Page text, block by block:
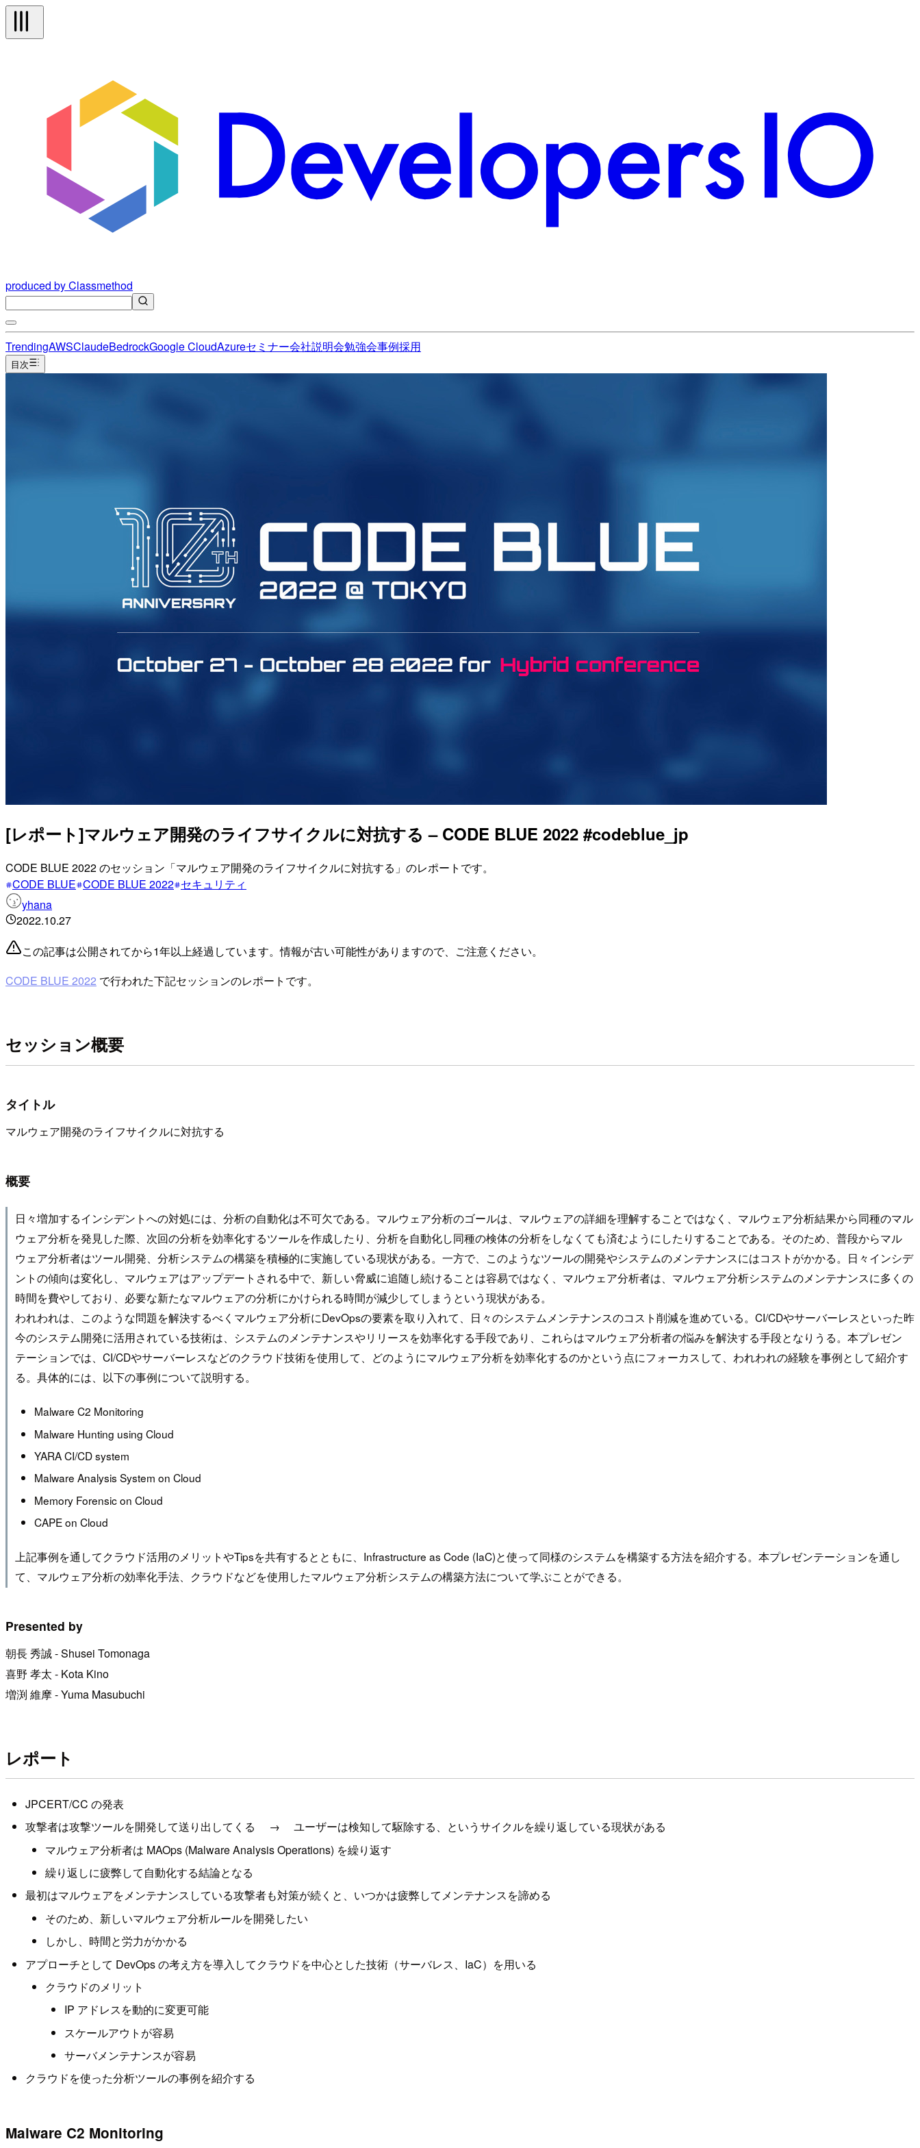
produced by Classmethod
TrendingAWSClaudeBedrockGoogle CloudAzureセミナー会社説明会勉強会事例採用
目次
[レポート]マルウェア開発のライフサイクルに対抗する – CODE BLUE 2022 #codeblue_jp
CODE BLUE 2022 のセッション「マルウェア開発のライフサイクルに対抗する」のレポートです。
CODE BLUE CODE BLUE 2022 セキュリティ
yhana
2022.10.27
この記事は公開されてから1年以上経過しています。情報が古い可能性がありますので、ご注意ください。
CODE BLUE 2022 で行われた下記セッションのレポートです。
セッション概要
タイトル
マルウェア開発のライフサイクルに対抗する
概要
日々増加するインシデントへの対処には、分析の自動化は不可欠である。マルウェア分析のゴールは、マルウェアの詳細を理解することではなく、マルウェア分析結果から同種のマル
ウェア分析を発見した際、次回の分析を効率化するツールを作成したり、分析を自動化し同種の検体の分析をしなくても済むようにしたりすることである。そのため、普段からマル
ウェア分析者はツール開発、分析システムの構築を積極的に実施している現状がある。一方で、このようなツールの開発やシステムのメンテナンスにはコストがかかる。日々インシデ
ントの傾向は変化し、マルウェアはアップデートされる中で、新しい脅威に追随し続けることは容易ではなく、マルウェア分析者は、マルウェア分析システムのメンテナンスに多くの
時間を費やしており、必要な新たなマルウェアの分析にかけられる時間が減少してしまうという現状がある。
われわれは、このような問題を解決するべくマルウェア分析にDevOpsの要素を取り入れて、日々のシステムメンテナンスのコスト削減を進めている。CI/CDやサーバーレスといった昨
今のシステム開発に活用されている技術は、システムのメンテナンスやリリースを効率化する手段であり、これらはマルウェア分析者の悩みを解決する手段となりうる。本プレゼン
テーションでは、CI/CDやサーバーレスなどのクラウド技術を使用して、どのようにマルウェア分析を効率化するのかという点にフォーカスして、われわれの経験を事例として紹介す
る。具体的には、以下の事例について説明する。
Malware C2 Monitoring
Malware Hunting using Cloud
YARA CI/CD system
Malware Analysis System on Cloud
Memory Forensic on Cloud
CAPE on Cloud
上記事例を通してクラウド活用のメリットやTipsを共有するとともに、Infrastructure as Code (IaC)と使って同様のシステムを構築する方法を紹介する。本プレゼンテーションを通し
て、マルウェア分析の効率化手法、クラウドなどを使用したマルウェア分析システムの構築方法について学ぶことができる。
Presented by
朝長 秀誠 - Shusei Tomonaga
喜野 孝太 - Kota Kino
増渕 維摩 - Yuma Masubuchi
レポート
JPCERT/CC の発表
攻撃者は攻撃ツールを開発して送り出してくる → ユーザーは検知して駆除する、というサイクルを繰り返している現状がある
マルウェア分析者は MAOps (Malware Analysis Operations) を繰り返す
繰り返しに疲弊して自動化する結論となる
最初はマルウェアをメンテナンスしている攻撃者も対策が続くと、いつかは疲弊してメンテナンスを諦める
そのため、新しいマルウェア分析ルールを開発したい
しかし、時間と労力がかかる
アプローチとして DevOps の考え方を導入してクラウドを中心とした技術（サーバレス、IaC）を用いる
クラウドのメリット
IP アドレスを動的に変更可能
スケールアウトが容易
サーバメンテナンスが容易
クラウドを使った分析ツールの事例を紹介する
Malware C2 Monitoring